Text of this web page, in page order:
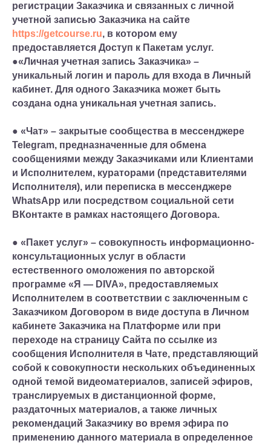
регистрации Заказчика и связанных с личной
учетной записью Заказчика на сайте
https://getcourse.ru, в котором ему
предоставляется Доступ к Пакетам услуг.
●«Личная учетная запись Заказчика» –
уникальный логин и пароль для входа в Личный
кабинет. Для одного Заказчика может быть
создана одна уникальная учетная запись.
● «Чат» – закрытые сообщества в мессенджере
Telegram, предназначенные для обмена
сообщениями между Заказчиками или Клиентами
и Исполнителем, кураторами (представителями
Исполнителя), или переписка в мессенджере
WhatsApp или посредством социальной сети
ВКонтакте в рамках настоящего Договора.
● «Пакет услуг» – совокупность информационно-
консультационных услуг в области
естественного омоложения по авторской
программе «Я — DIVA», предоставляемых
Исполнителем в соответствии с заключенным с
Заказчиком Договором в виде доступа в Личном
кабинете Заказчика на Платформе или при
переходе на страницу Сайта по ссылке из
сообщения Исполнителя в Чате, представляющий
собой к совокупности нескольких объединенных
одной темой видеоматериалов, записей эфиров,
транслируемых в дистанционной форме,
раздаточных материалов, а также личных
рекомендаций Заказчику во время эфира по
применению данного материала в определенное